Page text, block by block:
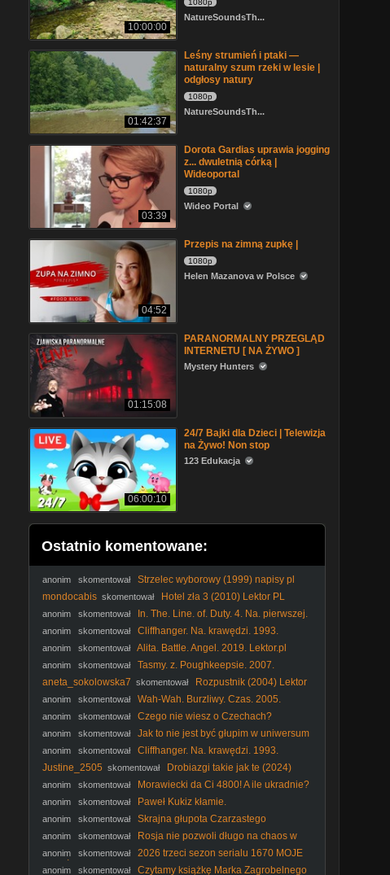
10:00:00
1080p
NatureSoundsTh...
01:42:37
Leśny strumień i ptaki —
naturalny szum rzeki w lesie |
odgłosy natury
1080p
NatureSoundsTh...
03:39
Dorota Gardias uprawia jogging
z... dwuletnią córką |
Wideoportal
1080p
Wideo Portal
04:52
Przepis na zimną zupkę |
1080p
Helen Mazanova w Polsce
01:15:08
PARANORMALNY PRZEGLĄD
INTERNETU [ NA ŻYWO ]
Mystery Hunters
06:00:10
24/7 Bajki dla Dzieci | Telewizja
na Żywo! Non stop
123 Edukacja
Ostatnio komentowane:
anonim skomentował
Strzelec wyborowy (1999) napisy pl
mondocabis skomentował Hotel zła 3 (2010) Lektor PL
anonim skomentował
In. The. Line. of. Duty. 4. Na. pierwszej.
linii. 4. 1989. Lektor.pl
anonim skomentował
Cliffhanger. Na. krawędzi. 1993.
Lektor.pl
anonim skomentował Alita. Battle. Angel. 2019. Lektor.pl
anonim skomentował
Tasmy. z. Poughkeepsie. 2007.
Lektor.pl. AI
aneta_sokolowska7 skomentował
Rozpustnik (2004) Lektor
anonim skomentował
Wah-Wah. Burzliwy. Czas. 2005.
Lektor.pl
anonim skomentował
Czego nie wiesz o Czechach?
#PomyślDziś odc. 2645
anonim skomentował
Jak to nie jest być głupim w uniwersum
1670? #shorts
anonim skomentował
Cliffhanger. Na. krawędzi. 1993.
Lektor.pl
Justine_2505 skomentował
Drobiazgi takie jak te (2024)
Lektor PL
anonim skomentował
Morawiecki da Ci 4800! A ile ukradnie?
#RozwójPlus #PiStoMafia #Kaczyński #Nawrocki #polityka
anonim skomentował Paweł Kukiz kłamie.
anonim skomentował Skrajna głupota Czarzastego
anonim skomentował
Rosja nie pozwoli długo na chaos w
Polsce! #Putin #Kaczyński #Rosja #PiS #Tusk #polityka
anonim skomentował
2026 trzeci sezon serialu 1670 MOJE
WRAŻENIA dr Piotr Napierała
anonim skomentował Czytamy książkę Marka Zagrobelnego